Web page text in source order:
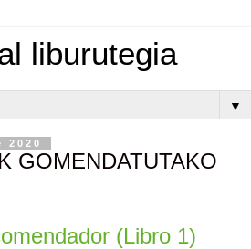
liburutegia
▼
2020
GOMENDATUTAKO
(Libro 1)